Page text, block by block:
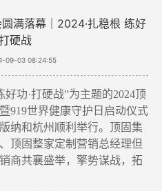
满落幕｜2024·扎稳根 练好
硬战
09-03 08:24:55
好功·打硬战”为主题的2024顶
919世界健康守护日启动仪式
纳和杭州顺利举行。顶固集
顶固整家定制营销总经理但
商共襄盛举，擎势谋战，拓